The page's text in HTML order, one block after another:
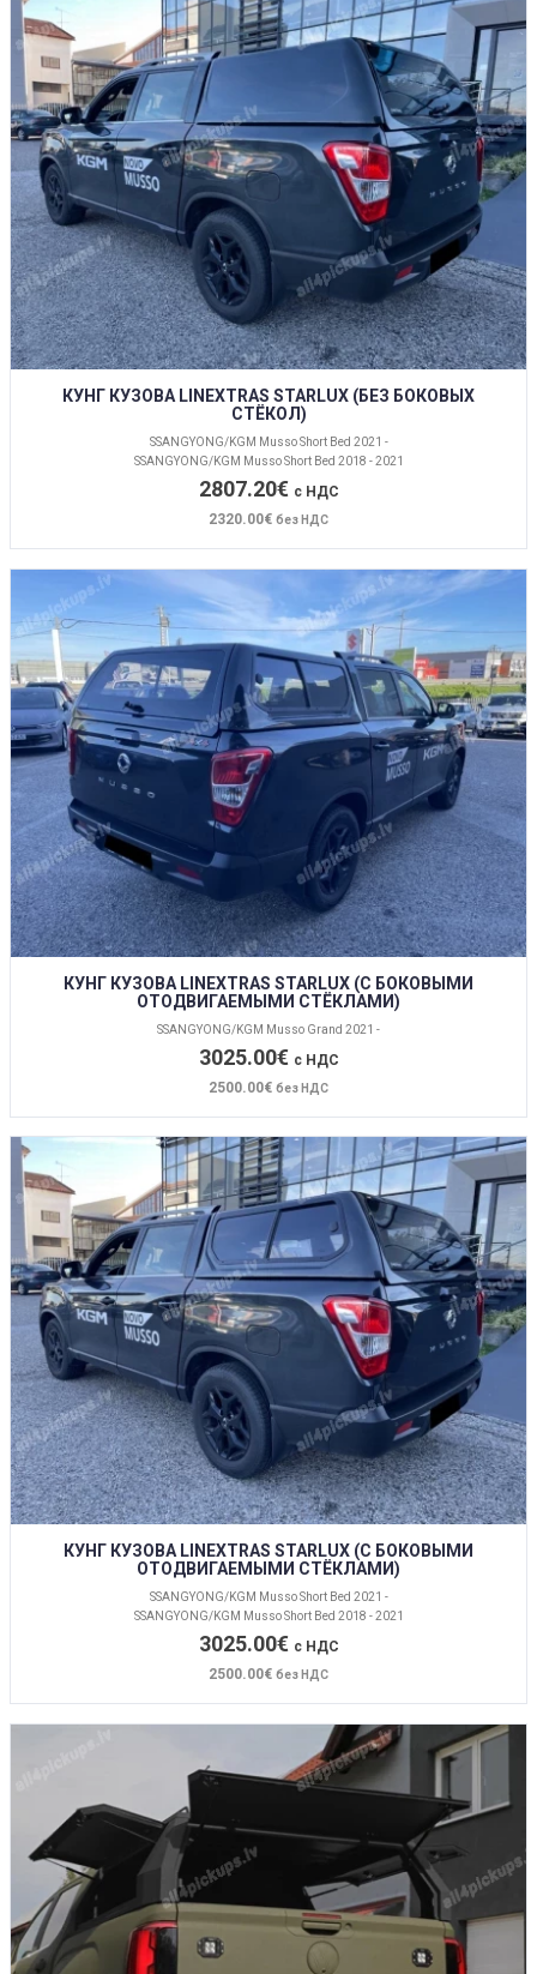
КУНГ КУЗОВА LINEXTRAS STARLUX (БЕЗ БОКОВЫХ
СТЁКОЛ)
SSANGYONG/KGM Musso Short Bed 2021 -
SSANGYONG/KGM Musso Short Bed 2018 - 2021
2807.20€ с НДС
2320.00€ без НДС
КУНГ КУЗОВА LINEXTRAS STARLUX (С БОКОВЫМИ
ОТОДВИГАЕМЫМИ СТЁКЛАМИ)
SSANGYONG/KGM Musso Grand 2021 -
3025.00€ с НДС
2500.00€ без НДС
КУНГ КУЗОВА LINEXTRAS STARLUX (С БОКОВЫМИ
ОТОДВИГАЕМЫМИ СТЁКЛАМИ)
SSANGYONG/KGM Musso Short Bed 2021 -
SSANGYONG/KGM Musso Short Bed 2018 - 2021
3025.00€ с НДС
2500.00€ без НДС